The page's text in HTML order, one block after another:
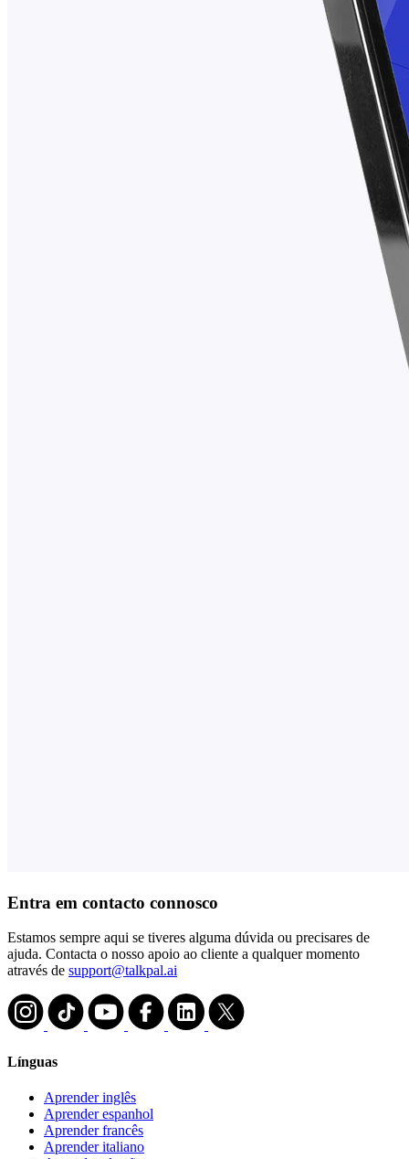
Entra em contacto connosco
Estamos sempre aqui se tiveres alguma dúvida ou precisares de
ajuda. Contacta o nosso apoio ao cliente a qualquer momento
através de support@talkpal.ai
Línguas
Aprender inglês
Aprender espanhol
Aprender francês
Aprender italiano